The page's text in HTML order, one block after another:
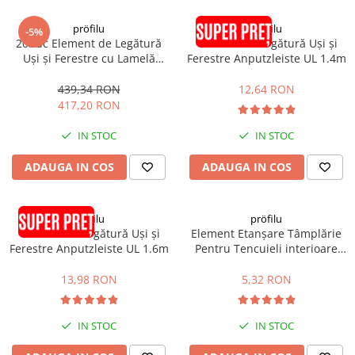
Reparare Beton, Subturnări și
Ancorări
Mortare Speciale
Decorative
Profile Decorative
Ancadramente Uși și Ferestre
Solbancuri / Pervaze
Brâuri Decorative
Scafe pentru Led
Panouri Decorative 3D
Accesorii Montaj
Glafuri
-5% pröfilu
20buc Element de Legătură
Uși și Ferestre cu Lamelă
7016 6mm 2.4m
439,34 RON
417,20 RON
IN STOC
ADAUGA IN COS
pröfilu
Element de Legătură Uși și
Ferestre Anputzleiste UL 1.4m
12,64 RON
IN STOC
ADAUGA IN COS
pröfilu
Element de Legătură Uși și
Ferestre Anputzleiste UL 1.6m
13,98 RON
IN STOC
pröfilu
Element Etanșare Tâmplărie
Pentru Tencuieli interioare
1.4m
5,32 RON
IN STOC